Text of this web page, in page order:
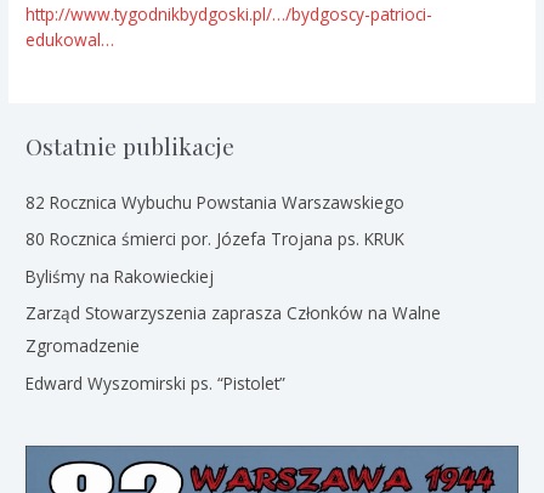
http://www.tygodnikbydgoski.pl/…/bydgoscy-patrioci-
edukowal…
Ostatnie publikacje
82 Rocznica Wybuchu Powstania Warszawskiego
80 Rocznica śmierci por. Józefa Trojana ps. KRUK
Byliśmy na Rakowieckiej
Zarząd Stowarzyszenia zaprasza Członków na Walne
Zgromadzenie
Edward Wyszomirski ps. “Pistolet”